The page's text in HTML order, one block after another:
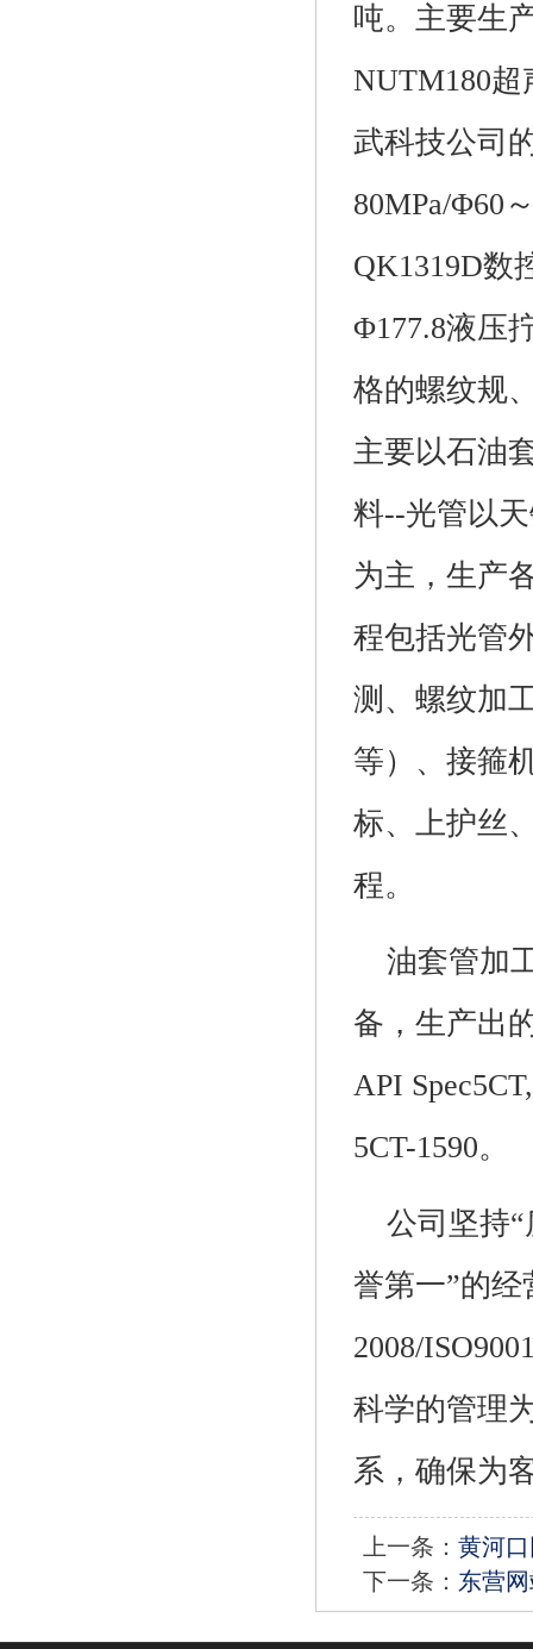
吨。主要生
NUTM180
武科技公司
80MPa/Φ60
QK1319D数
Φ177.8液压
格的螺纹规
主要以石油
料--光管以
为主，生产
程包括光管
测、螺纹加
等）、接箍
标、上护丝
程。
油套管加
备，生产出
API
5CT-1590。
公司坚持
誉第一”的经
2008/
科学的管理
系，确保为
上一条： 黄河
下一条： 东营